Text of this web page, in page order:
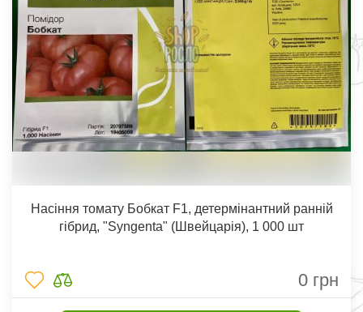
Насіння томату Бобкат F1, детермінантний ранній
гібрид, "Syngenta" (Швейцарія), 1 000 шт
0 грн